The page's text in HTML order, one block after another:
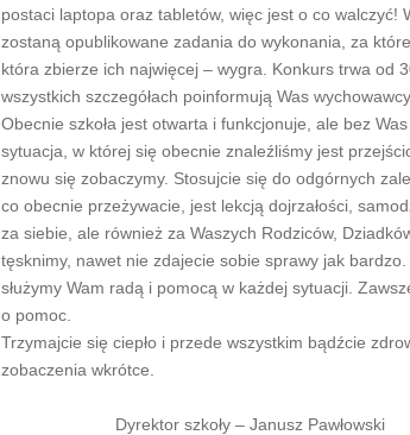
postaci laptopa oraz tabletów, więc jest o co walczyć!
zostaną opublikowane zadania do wykonania, za
która zbierze ich najwięcej – wygra. Konkurs trwa od
wszystkich szczegółach poinformują Was wychowawcy.
Obecnie szkoła jest otwarta i funkcjonuje, ale bez
sytuacja, w której się obecnie znaleźliśmy jest
znowu się zobaczymy. Stosujcie się do odgórnych
co obecnie przeżywacie, jest lekcją dojrzałości,
za siebie, ale również za Waszych Rodziców,
tęsknimy, nawet nie zdajecie sobie sprawy jak
służymy Wam radą i pomocą w każdej sytuacji.
o pomoc.
Trzymajcie się ciepło i przede wszystkim bądźcie
zobaczenia wkrótce.
Dyrektor szkoły – Janusz Pawłowski